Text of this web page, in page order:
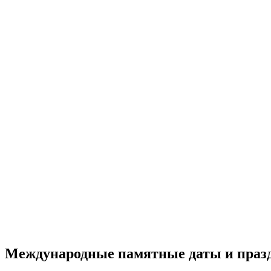
Международные памятные даты и